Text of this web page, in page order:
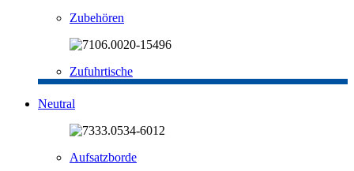
Zubehören
Zufuhrtische
Neutral
Aufsatzborde